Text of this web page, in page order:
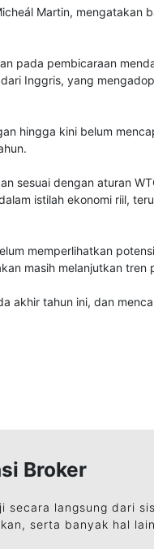
Martin, mengatakan
pada pembicaraan
Inggris, yang
hingga kini belum
sesuai dengan aturan
istilah ekonomi riil,
memperlihatkan
masih melanjutkan tren
akhir tahun ini, dan
Broker
secara langsung dari
serta banyak hal